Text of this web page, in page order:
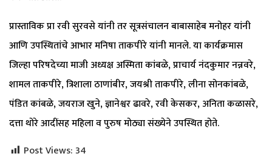
प्रास्ताविक प्रा रवी सुरवसे यांनी तर सूत्रसंचालन बाबासाहेब मनोहर यांनी
आणि उपस्थितांचे आभार मनिषा ताकपीरे यांनी मानले. या कार्यक्रमास
जिल्हा परिषदेच्या माजी अध्यक्ष अस्मिता कांबळे, प्राचार्य नंदकुमार नन्नवरे,
शामल ताकपीरे, त्रिशाला ठाणांबीर, जयश्री ताकपीरे, लीना सोनकांबळे,
पंडित कांबळे, जयराज खुने, ज्ञानेश्वर ढावरे, रवी केसकर, अनिता कळासरे,
दत्ता थोरे आदींसह महिला व पुरुष मोठ्या संख्येने उपस्थित होते.
Post Views:34